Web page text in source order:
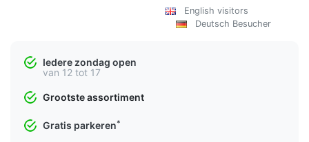
English visitors
Deutsch Besucher
Iedere zondag open
van 12 tot 17
Grootste assortiment
Gratis parkeren*